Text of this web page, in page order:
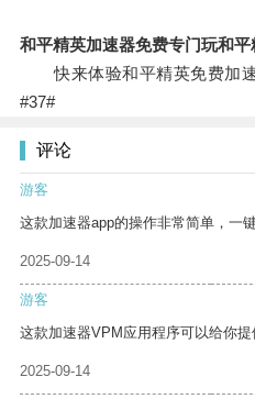
和平精英加速器免费专门玩和
快来体验和平精英免费加速
#37#
评论
游客
这款加速器app的操作非常简单，一
2025-09-14
游客
这款加速器VPM应用程序可以给你提
2025-09-14